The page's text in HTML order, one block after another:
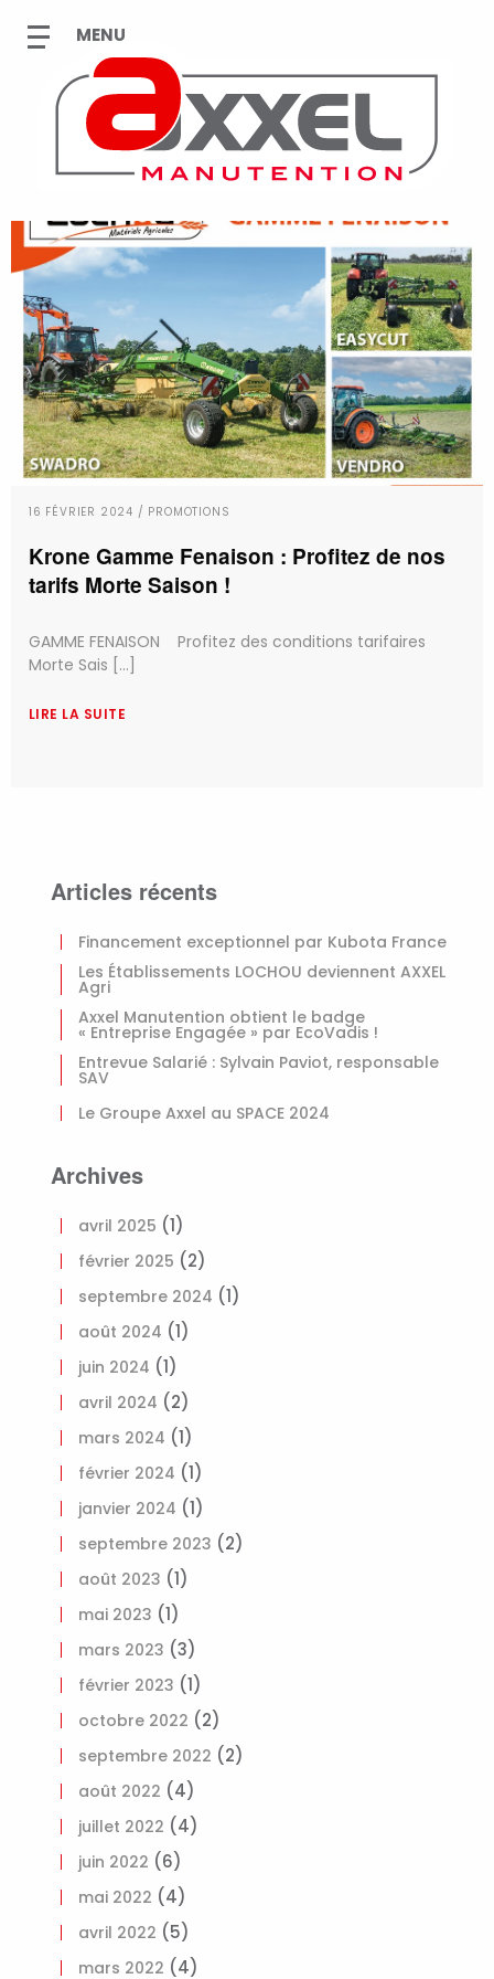
16 FÉVRIER 2024 / PROMOTIONS
Krone Gamme Fenaison : Profitez de nos
tarifs Morte Saison !
GAMME FENAISON Profitez des conditions tarifaires
Morte Sais [...]
LIRE LA SUITE
Articles récents
Financement exceptionnel par Kubota France
Les Établissements LOCHOU deviennent AXXEL
Agri
Axxel Manutention obtient le badge
« Entreprise Engagée » par EcoVadis !
Entrevue Salarié : Sylvain Paviot, responsable
SAV
Le Groupe Axxel au SPACE 2024
Archives
avril 2025 (1)
février 2025 (2)
septembre 2024 (1)
août 2024 (1)
juin 2024 (1)
avril 2024 (2)
mars 2024 (1)
février 2024 (1)
janvier 2024 (1)
septembre 2023 (2)
août 2023 (1)
mai 2023 (1)
mars 2023 (3)
février 2023 (1)
octobre 2022 (2)
septembre 2022 (2)
août 2022 (4)
juillet 2022 (4)
juin 2022 (6)
mai 2022 (4)
avril 2022 (5)
mars 2022 (4)